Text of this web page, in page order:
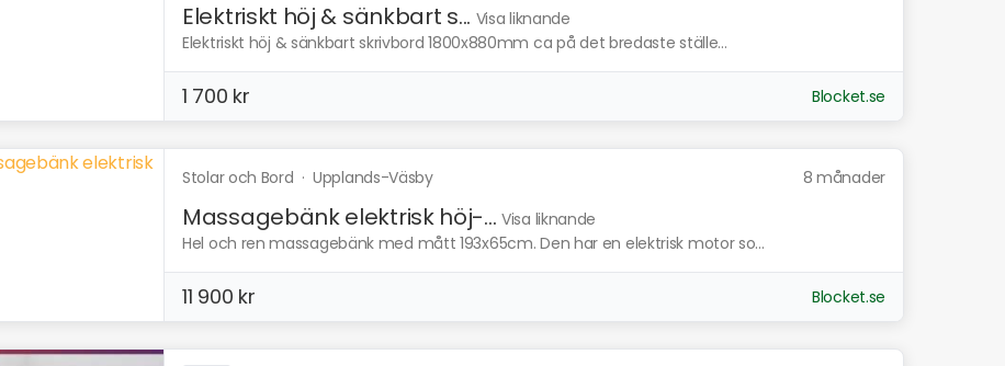
Elektriskt höj & sänkbart s... Visa liknande
Elektriskt höj & sänkbart skrivbord 1800x880mm ca på det bredaste ställe...
1 700 kr Blocket.se
Stolar och Bord · Upplands-Väsby 8 månader
Massagebänk elektrisk höj-... Visa liknande
Hel och ren massagebänk med mått 193x65cm. Den har en elektrisk motor so...
11 900 kr Blocket.se